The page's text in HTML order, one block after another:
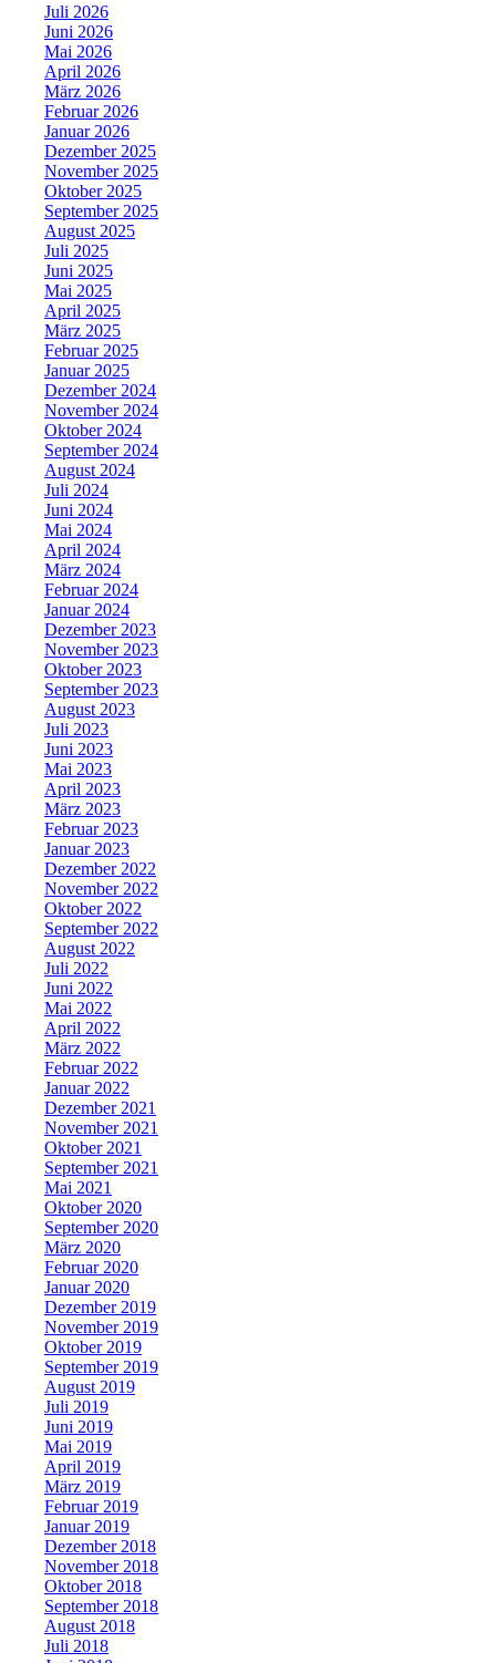
Juli 2026
Juni 2026
Mai 2026
April 2026
März 2026
Februar 2026
Januar 2026
Dezember 2025
November 2025
Oktober 2025
September 2025
August 2025
Juli 2025
Juni 2025
Mai 2025
April 2025
März 2025
Februar 2025
Januar 2025
Dezember 2024
November 2024
Oktober 2024
September 2024
August 2024
Juli 2024
Juni 2024
Mai 2024
April 2024
März 2024
Februar 2024
Januar 2024
Dezember 2023
November 2023
Oktober 2023
September 2023
August 2023
Juli 2023
Juni 2023
Mai 2023
April 2023
März 2023
Februar 2023
Januar 2023
Dezember 2022
November 2022
Oktober 2022
September 2022
August 2022
Juli 2022
Juni 2022
Mai 2022
April 2022
März 2022
Februar 2022
Januar 2022
Dezember 2021
November 2021
Oktober 2021
September 2021
Mai 2021
Oktober 2020
September 2020
März 2020
Februar 2020
Januar 2020
Dezember 2019
November 2019
Oktober 2019
September 2019
August 2019
Juli 2019
Juni 2019
Mai 2019
April 2019
März 2019
Februar 2019
Januar 2019
Dezember 2018
November 2018
Oktober 2018
September 2018
August 2018
Juli 2018